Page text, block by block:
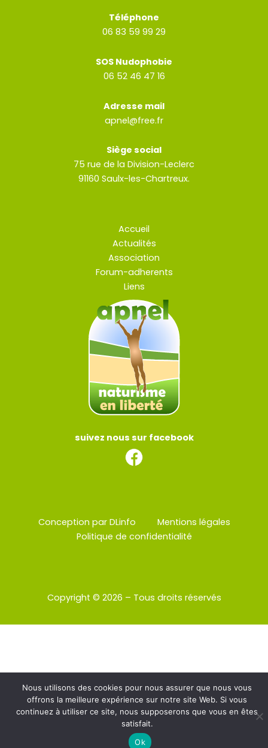
Téléphone
06 83 59 99 29
SOS Nudophobie
06 52 46 47 16
Adresse mail
apnel@free.fr
Siège social
75 rue de la Division-Leclerc
91160 Saulx-les-Chartreux.
Accueil
Actualités
Association
Forum-adherents
Liens
suivez nous sur facebook
Conception par DLinfo
Mentions légales
Politique de confidentialité
Copyright © 2026 – Tous droits réservés
Nous utilisons des cookies pour nous assurer que nous vous
offrons la meilleure expérience sur notre site Web. Si vous
continuez à utiliser ce site, nous supposerons que vous en êtes
satisfait.
Ok